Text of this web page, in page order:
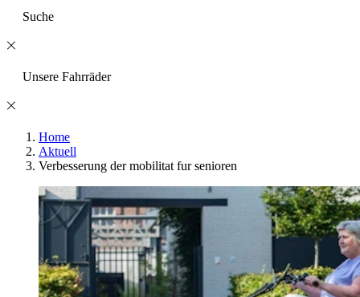
Suche
Unsere Fahrräder
Home
Aktuell
Verbesserung der mobilitat fur senioren